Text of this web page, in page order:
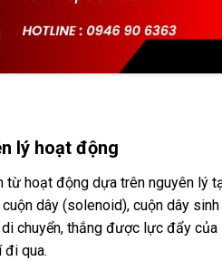
lý hoạt động
từ hoạt động dựa trên nguyên lý
dây (solenoid), cuộn dây
chuyển, thắng được lực đẩy
đi qua.